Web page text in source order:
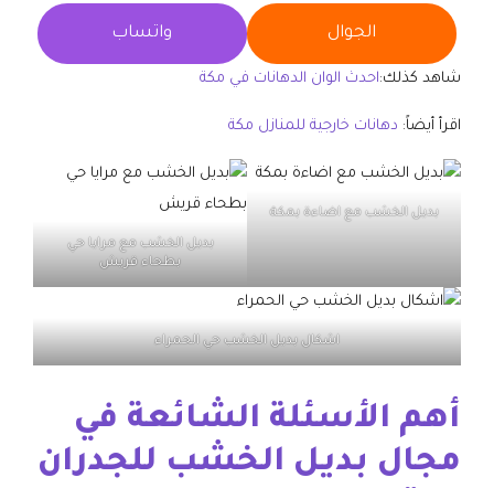
الجوال واتساب
شاهد كذلك:احدث الوان الدهانات في مكة
اقرأ أيضاً: دهانات خارجية للمنازل مكة
بديل الخشب مع اضاءة بمكة
بديل الخشب مع مرايا حي
بطحاء قريش
اشكال بديل الخشب حي الحمراء
أهم الأسئلة الشائعة في
مجال بديل الخشب للجدران